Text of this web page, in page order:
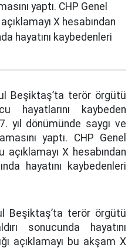
yaptı. CHP Genel
X hesabından
hayatını kaybedenleri
Beşiktaş’ta terör örgütü
hayatlarını kaybeden
yıl dönümünde saygı ve
yaptı. CHP Genel
açıklamayı X hesabından
hayatını kaybedenleri
Beşiktaş’ta terör örgütü
sonucunda hayatını
açıklamayı bu akşam X